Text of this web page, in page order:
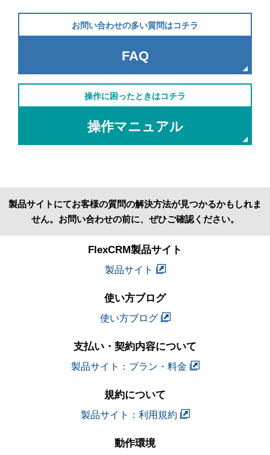
お問い合わせの多い質問はコチラ
FAQ
操作に困ったときはコチラ
操作マニュアル
製品サイトにてお客様の質問の解決方法が見つかるかもしれま
せん。お問い合わせの前に、ぜひご確認ください。
FlexCRM製品サイト
製品サイト
使い方ブログ
使い方ブログ
支払い・契約内容について
製品サイト：プラン・料金
規約について
製品サイト：利用規約
動作環境